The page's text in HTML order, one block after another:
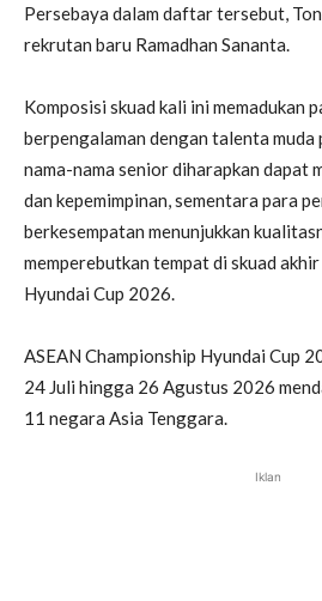
Persebaya dalam daftar tersebut,
rekrutan baru Ramadhan Sananta.
Komposisi skuad kali ini memadukan
berpengalaman dengan talenta
nama-nama senior diharapkan dapat
dan kepemimpinan, sementara para
berkesempatan menunjukkan
memperebutkan tempat di skuad
Hyundai Cup 2026.
ASEAN Championship Hyundai Cup
24 Juli hingga 26 Agustus 2026
11 negara Asia Tenggara.
Iklan